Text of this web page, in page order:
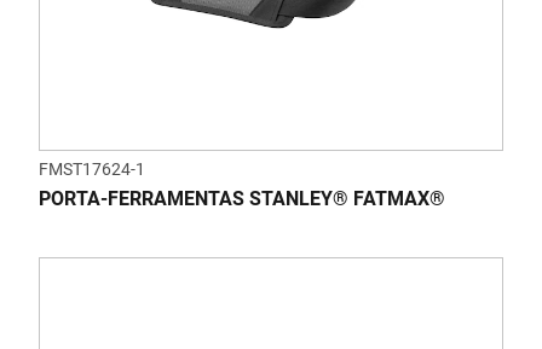
FMST17624-1
PORTA-FERRAMENTAS STANLEY® FATMAX®